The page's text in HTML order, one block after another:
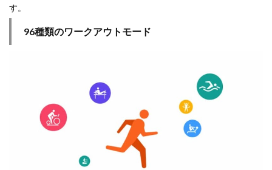
す。
96種類のワークアウトモード